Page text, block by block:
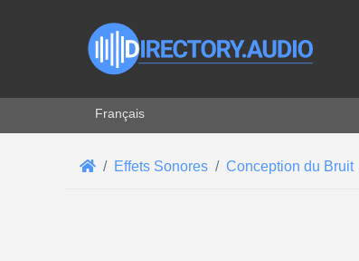
Sélectionnez votre langue
Français
Effets Sonores Conception du Bruit